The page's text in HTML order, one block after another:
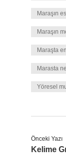
Maraşın
Maraşın
Maraşta
Marasta
Yöresel
Önceki Yazı
Kelime